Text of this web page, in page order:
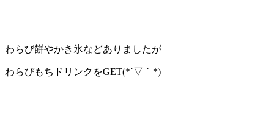
わらび餅やかき氷などありましたが
わらびもちドリンクをGET(*´▽｀*)